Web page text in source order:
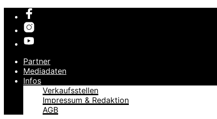
Partner
Mediadaten
Infos
Verkaufsstellen
Impressum & Redaktion
AGB